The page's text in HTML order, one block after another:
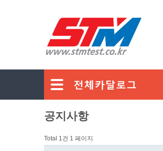
공지사항
Total 1건 1 페이지